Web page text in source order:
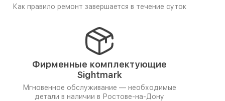
Как правило ремонт завершается в течение суток
Фирменные комплектующие
Sightmark
Мгновенное обслуживание — необходимые
детали в наличии в Ростове-на-Дону